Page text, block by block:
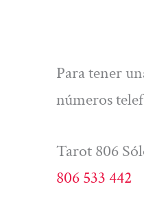
Para tener
números
Tarot 806
806 533 442